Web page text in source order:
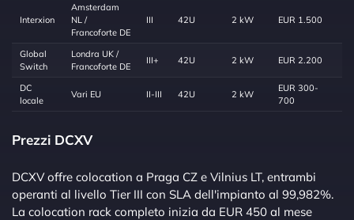
Interxion
Amsterdam
NL /
Francoforte DE
III 42U 2 kW EUR 1.500
Global
Switch
Londra UK /
Francoforte DE
III+ 42U 2 kW EUR 2.200
DC
locale
Vari EU II-III 42U 2 kW
EUR 300-
700
Prezzi DCXV
DCXV offre colocation a Praga CZ e Vilnius LT, entrambi
operanti al livello Tier III con SLA dell'impianto al 99,982%.
La colocation rack completo inizia da EUR 450 al mese